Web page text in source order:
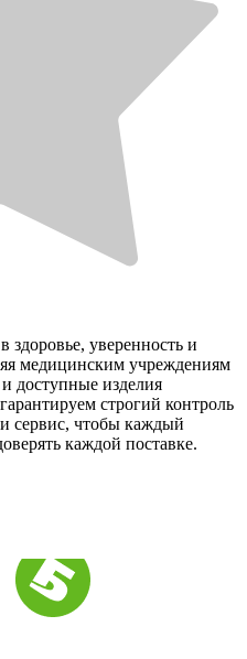
уверенность и
медицинским учреждениям
доступные изделия
строгий контроль
сервис, чтобы каждый
каждой поставке.